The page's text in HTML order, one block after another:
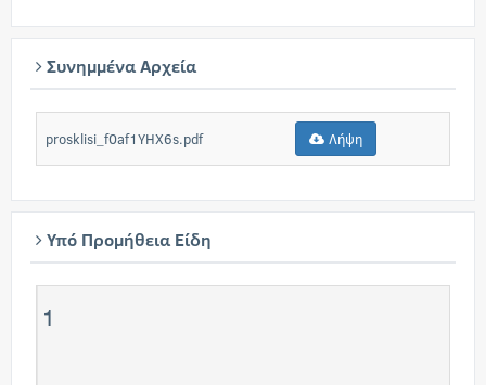
Συνημμένα Αρχεία
prosklisi_f0af1YHX6s.pdf Λήψη
Υπό Προμήθεια Είδη
1